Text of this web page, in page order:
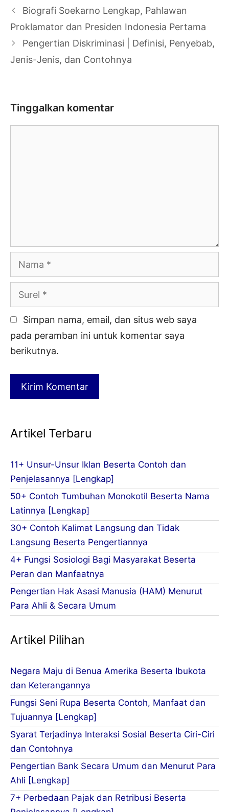
Navigasi
Tulisan
Biografi Soekarno Lengkap, Pahlawan
Proklamator dan Presiden Indonesia Pertama
Pengertian Diskriminasi | Definisi, Penyebab,
Jenis-Jenis, dan Contohnya
Tinggalkan komentar
Nama
Surel
Simpan nama, email, dan situs web saya
pada peramban ini untuk komentar saya
berikutnya.
Artikel Terbaru
11+ Unsur-Unsur Iklan Beserta Contoh dan
Penjelasannya [Lengkap]
50+ Contoh Tumbuhan Monokotil Beserta Nama
Latinnya [Lengkap]
30+ Contoh Kalimat Langsung dan Tidak
Langsung Beserta Pengertiannya
4+ Fungsi Sosiologi Bagi Masyarakat Beserta
Peran dan Manfaatnya
Pengertian Hak Asasi Manusia (HAM) Menurut
Para Ahli & Secara Umum
Artikel Pilihan
Negara Maju di Benua Amerika Beserta Ibukota
dan Keterangannya
Fungsi Seni Rupa Beserta Contoh, Manfaat dan
Tujuannya [Lengkap]
Syarat Terjadinya Interaksi Sosial Beserta Ciri-Ciri
dan Contohnya
Pengertian Bank Secara Umum dan Menurut Para
Ahli [Lengkap]
7+ Perbedaan Pajak dan Retribusi Beserta